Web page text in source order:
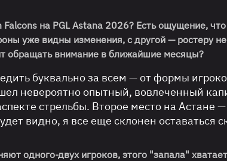
на PGL Astana 2026? Есть ощущение,
уже видны изменения, с другой — ростеру
обращать внимание в ближайшие месяцы?
буквально за всем — от формы
невероятно опытный, вовлеченный
стрельбы. Второе место на Астане —
видно, я все еще склонен оставаться
одного-двух игроков, этого "запала"